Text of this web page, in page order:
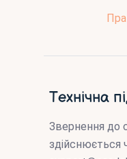
Технічна
Звернення до
здійснюється